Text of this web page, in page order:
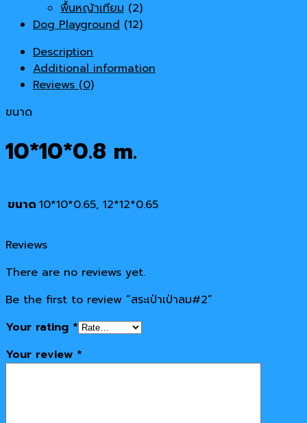
พื้นหญ้าเทียม (2)
Dog Playground (12)
Description
Additional information
Reviews (0)
ขนาด
10*10*0.8 m.
ขนาด 10*10*0.65, 12*12*0.65
Reviews
There are no reviews yet.
Be the first to review “สระเป่าเป่าลม#2”
Your rating *
Your review *